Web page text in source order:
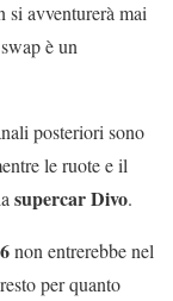
si avventurerà mai
è un
posteriori sono
le ruote e il
supercar Divo.
non entrerebbe nel
per quanto